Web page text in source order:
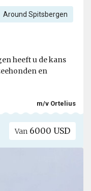
Around Spitsbergen
heeft u de kans
en
m/v Ortelius
Van 6000 USD